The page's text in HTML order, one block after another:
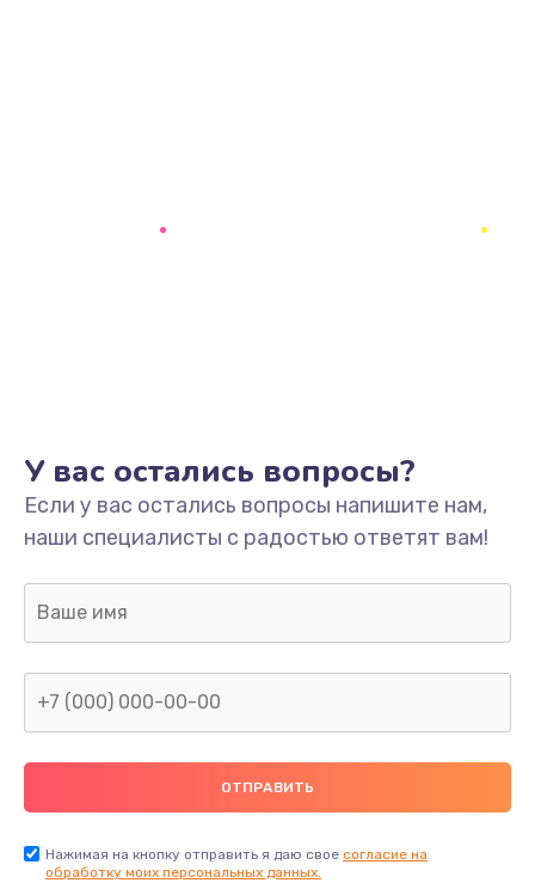
У вас остались вопросы?
Если у вас остались вопросы напишите нам,
наши специалисты с радостью ответят вам!
Нажимая на кнопку отправить я даю свое согласие на
обработку моих персональных данных.